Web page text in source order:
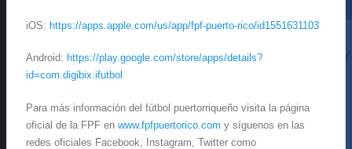
iOS: https://apps.apple.com/us/app/fpf-puerto-rico/id1551631103
Android: https://play.google.com/store/apps/details?
id=com.digibix.ifutbol
Para más información del fútbol puertorriqueño visita la página
oficial de la FPF en www.fpfpuertorico.com y síguenos en las
redes oficiales Facebook, Instagram, Twitter como